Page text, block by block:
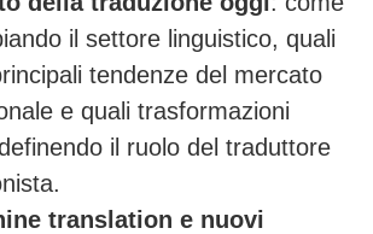
il settore linguistico, quali
tendenze del mercato
e quali trasformazioni
il ruolo del traduttore
translation e nuovi